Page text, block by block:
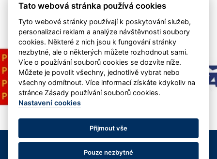
©eSports s.r.o.&IHC Roller Storm Praha- kontakt:
info@rollerstorm.cz
Tato webová stránka používá cookies
Tyto webové stránky používají k poskytování služeb,
personalizaci reklam a analýze návštěvnosti soubory
cookies. Některé z nich jsou k fungování stránky
nezbytné, ale o některých můžete rozhodnout sami.
Více o používání souborů cookies se dozvíte níže.
Můžete je povolit všechny, jednotlivě vybrat nebo
všechny odmítnout. Více informací získáte kdykoliv na
stránce Zásady používání souborů cookies.
Nastavení cookies
Přijmout vše
Pouze nezbytné